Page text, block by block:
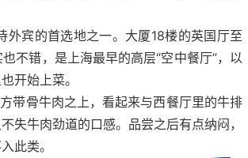
宾的首选地之一。大厦18楼的英国厅至
不错，是上海最早的高层“空中餐厅”，以
开始上菜。
带骨牛肉之上，看起来与西餐厅里的牛排
失牛肉劲道的口感。品尝之后有点纳闷，
此类。